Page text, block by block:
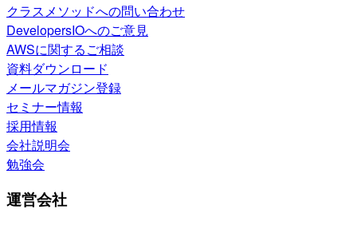
クラスメソッドへの問い合わせ
DevelopersIOへのご意見
AWSに関するご相談
資料ダウンロード
メールマガジン登録
セミナー情報
採用情報
会社説明会
勉強会
運営会社